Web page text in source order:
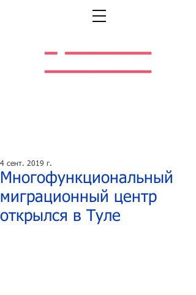
Многофункциональный
миграционный центр
открылся в Туле
4 сент. 2019 г.